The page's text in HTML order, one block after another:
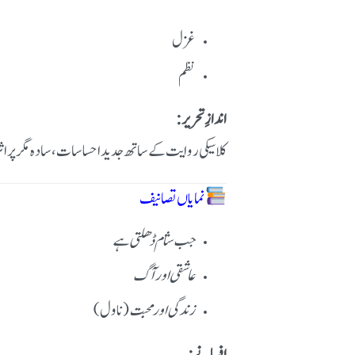
غزل
نظم
اندازِ تحریر:
کلاسیکی روایت کے ساتھ جدید احساسات، سادہ مگر
نمایاں تصانیف
جب شام ڈھلتی ہے
عاشقی اور آگ
زندگی اور محبت(ناول)